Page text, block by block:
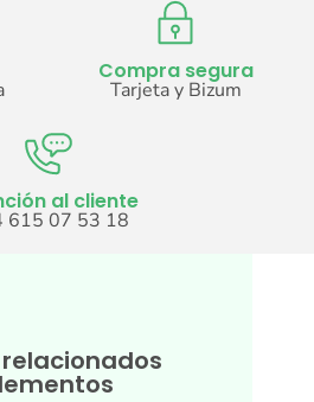
Compra segura
Tarjeta y Bizum
al cliente
615 07 53 18